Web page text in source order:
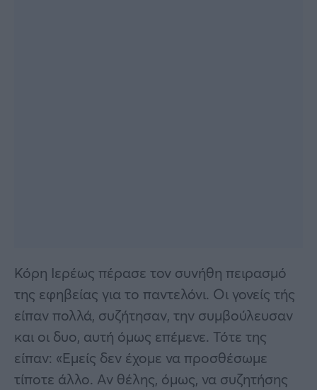
Κόρη Ιερέως πέρασε τον συνήθη πειρασμό
της εφηβείας για το παντελόνι. Οι γονείς τής
είπαν πολλά, συζήτησαν, την συμβούλευσαν
και οι δυο, αυτή όμως επέμενε. Τότε της
είπαν: «Εμείς δεν έχομε να προσθέσωμε
τίποτε άλλο. Αν θέλης, όμως, να συζητήσης